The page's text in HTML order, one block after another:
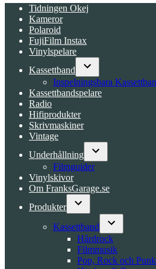
Tidningen Okej
Kameror
Polaroid
FujiFilm Instax
Vinylspelare
Kassettband
Open
dropdown
menu
Inspelningsbara
Kassettbandspelare
Radio
Hifiprodukter
Skrivmaskiner
Vintage
Underhållning
Open
Filmguider
Vinylskivor
Om FranksGarage.se
Produkter
Open
dropdown
menu
Kassettband
Open
dropdown
menu
Hårdrock
Filmmusik
Pop, Rock och Punk